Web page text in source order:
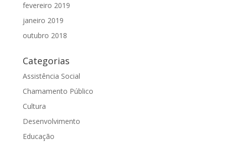
fevereiro 2019
janeiro 2019
outubro 2018
Categorias
Assistência Social
Chamamento Público
Cultura
Desenvolvimento
Educação